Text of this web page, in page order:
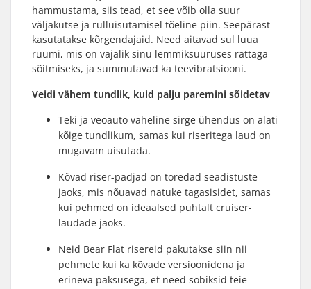
hammustama, siis tead, et see võib olla suur
väljakutse ja rulluisutamisel tõeline piin. Seepärast
kasutatakse kõrgendajaid. Need aitavad sul luua
ruumi, mis on vajalik sinu lemmiksuuruses rattaga
sõitmiseks, ja summutavad ka teevibratsiooni.
Veidi vähem tundlik, kuid palju paremini sõidetav
Teki ja veoauto vaheline sirge ühendus on alati
kõige tundlikum, samas kui riseritega laud on
mugavam uisutada.
Kõvad riser-padjad on toredad seadistuste
jaoks, mis nõuavad natuke tagasisidet, samas
kui pehmed on ideaalsed puhtalt cruiser-
laudade jaoks.
Neid Bear Flat risereid pakutakse siin nii
pehmete kui ka kõvade versioonidena ja
erineva paksusega, et need sobiksid teie